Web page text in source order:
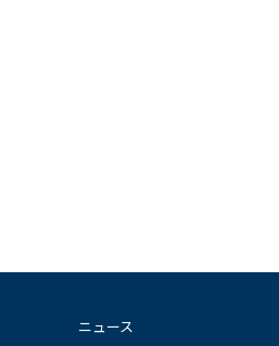
ニュース